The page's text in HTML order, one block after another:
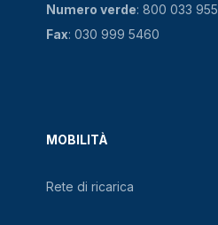
MOBILITÀ
Rete di ricarica
Numero verde: 800 033 955
Fax: 030 999 5460